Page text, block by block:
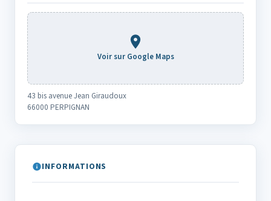
INFORMATIONS
Voir sur Google Maps
43 bis avenue Jean Giraudoux
66000 PERPIGNAN